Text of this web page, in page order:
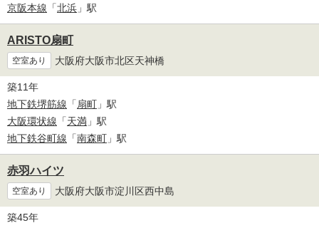
京阪本線 「北浜 」駅
ARISTO扇町
空室あり 大阪府大阪市北区天神橋
築11年
地下鉄堺筋線 「 扇町 」駅
大阪環状線 「天満 」駅
地下鉄谷町線 「南森町 」駅
赤羽ハイツ
空室あり 大阪府大阪市淀川区西中島
築45年